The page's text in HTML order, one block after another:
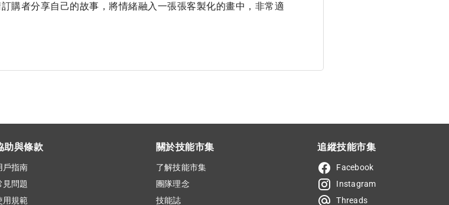
購者分享自己的故事，將情緒融入一張張客製化的畫中，非常適
助與條款
戶指南
見問題
用規範
關於技能市集
了解技能市集
團隊理念
技能誌
追縱技能市集
Facebook
Instagram
Threads